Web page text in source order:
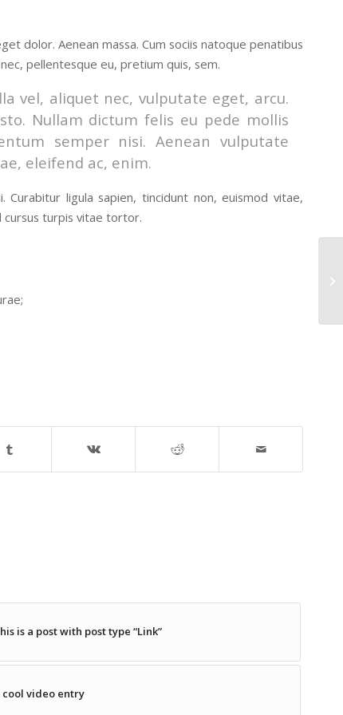
dolor. Aenean massa. Cum sociis natoque penatibus
pellentesque eu, pretium quis, sem.
vel, aliquet nec, vulputate eget, arcu.
Nullam dictum felis eu pede mollis
semper nisi. Aenean vulputate
eleifend ac, enim.
ligula sapien, tincidunt non, euismod vitae,
cursus turpis vitae tortor.
is a post with post type “Link”
cool video entry